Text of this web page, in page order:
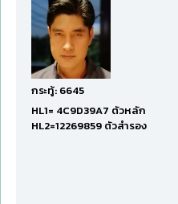
กระทู้: 6645
HL1= 4C9D39A7 ตัวหลัก
HL2=12269859 ตัวสำรอง